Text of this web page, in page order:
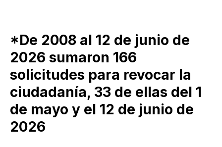
*De 2008 al 12 de junio de
2026 sumaron 166
solicitudes para revocar la
ciudadanía, 33 de ellas del 1
de mayo y el 12 de junio de
2026